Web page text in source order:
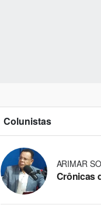
Colunistas
ARIMAR
Crônicas